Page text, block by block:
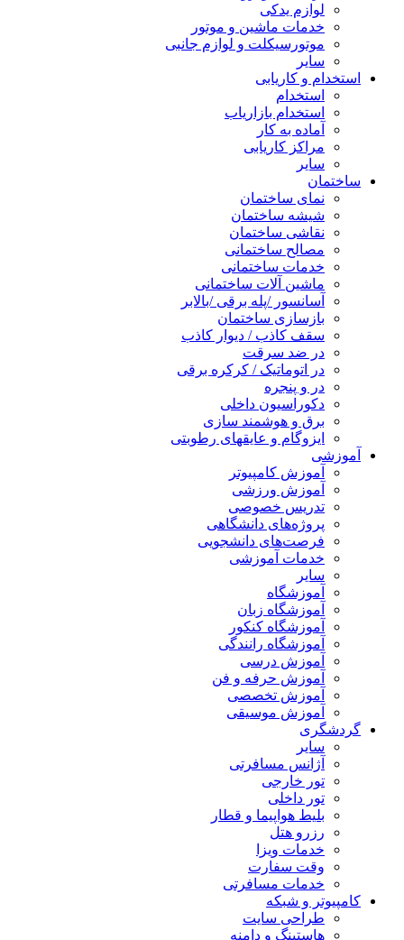
لوازم یدکی
خدمات ماشین و موتور
موتورسیکلت و لوازم جانبی
سایر
استخدام و کاریابی
استخدام
استخدام بازاریاب
آماده به کار
مراکز کاریابی
سایر
ساختمان
نمای ساختمان
شیشه ساختمان
نقاشی ساختمان
مصالح ساختمانی
خدمات ساختمانی
ماشین آلات ساختمانی
آسانسور /پله برقی /بالابر
بازسازی ساختمان
سقف کاذب / دیوار کاذب
در ضد سرقت
در اتوماتیک / کرکره برقی
در و پنجره
دکوراسیون داخلی
برق و هوشمند سازی
ایزوگام و عایقهای رطوبتی
آموزشی
آموزش کامپیوتر
آموزش ورزشی
تدریس خصوصی
پروژه‌های دانشگاهی
فرصت‌های دانشجویی
خدمات آموزشی
سایر
آموزشگاه
آموزشگاه زبان
آموزشگاه کنکور
آموزشگاه رانندگی
آموزش درسی
آموزش حرفه و فن
آموزش تخصصی
آموزش موسیقی
گردشگری
سایر
آژانس مسافرتی
تور خارجی
تور داخلی
بلیط هواپیما و قطار
رزرو هتل
خدمات ویزا
وقت سفارت
خدمات مسافرتی
کامپیوتر و شبکه
طراحی سایت
هاستینگ و دامنه